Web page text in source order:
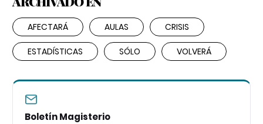
AFECTARÁ AULAS CRISIS
ESTADÍSTICAS SÓLO VOLVERÁ
Boletín Magisterio